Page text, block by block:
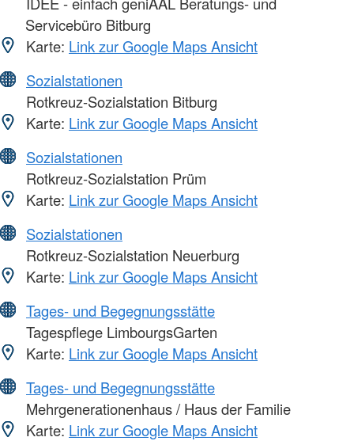
Servicebüro Bitburg
Karte: Link zur Google Maps Ansicht
Sozialstationen
Rotkreuz-Sozialstation Bitburg
Karte: Link zur Google Maps Ansicht
Sozialstationen
Rotkreuz-Sozialstation Prüm
Karte: Link zur Google Maps Ansicht
Sozialstationen
Rotkreuz-Sozialstation Neuerburg
Karte: Link zur Google Maps Ansicht
Tages- und Begegnungsstätte
Tagespflege LimbourgsGarten
Karte: Link zur Google Maps Ansicht
Tages- und Begegnungsstätte
Mehrgenerationenhaus / Haus der Familie
Karte: Link zur Google Maps Ansicht